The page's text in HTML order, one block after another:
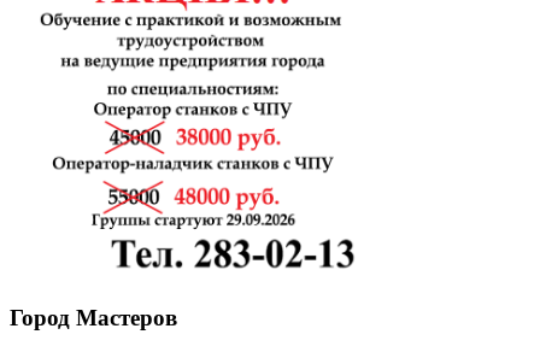
Город Мастеров